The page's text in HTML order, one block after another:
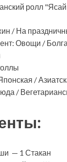
ролл
/ На
Овощи /
/
/
— 1 Стакан